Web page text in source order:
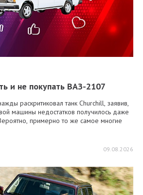
и не покупать ВАЗ-2107
раскритиковал танк Churchill, заявив,
машины недостатков получилось даже
примерно то же самое многие
09.08.2026